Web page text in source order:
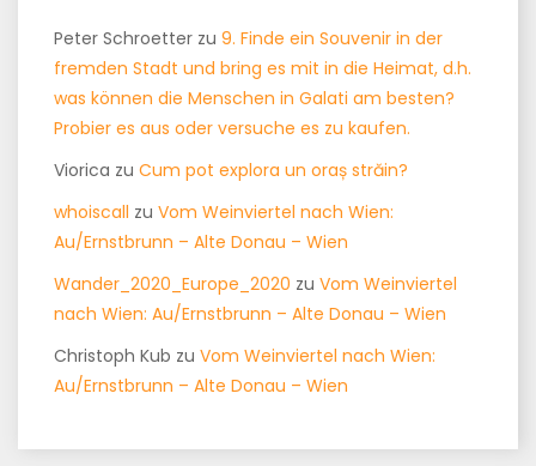
Peter Schroetter zu 9. Finde ein Souvenir in der
fremden Stadt und bring es mit in die Heimat, d.h.
was können die Menschen in Galati am besten?
Probier es aus oder versuche es zu kaufen.
Viorica zu Cum pot explora un oraș străin?
whoiscall zu Vom Weinviertel nach Wien:
Au/Ernstbrunn – Alte Donau – Wien
Wander_2020_Europe_2020 zu Vom Weinviertel
nach Wien: Au/Ernstbrunn – Alte Donau – Wien
Christoph Kub zu Vom Weinviertel nach Wien:
Au/Ernstbrunn – Alte Donau – Wien